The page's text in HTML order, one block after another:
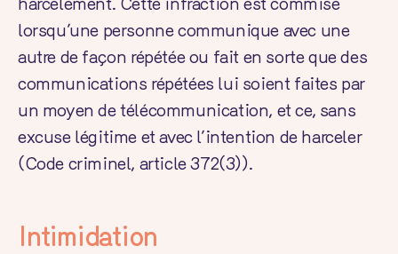
harcèlement. Cette infraction est commise
lorsqu’une personne communique avec une
autre de façon répétée ou fait en sorte que des
communications répétées lui soient faites par
un moyen de télécommunication, et ce, sans
excuse légitime et avec l’intention de harceler
(Code criminel, article 372(3)).
Intimidation